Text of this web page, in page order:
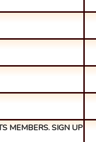
MEMBERS. SIGN UP